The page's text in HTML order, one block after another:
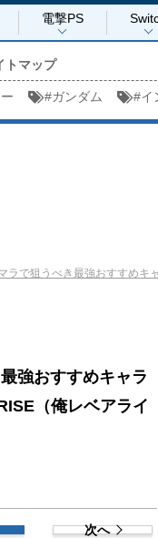
電撃PS
トマップ
#ガンダム #イ
ラで狙うべき最強おすすめ
強おすすめキャラ
（俺レベアライ
次へ